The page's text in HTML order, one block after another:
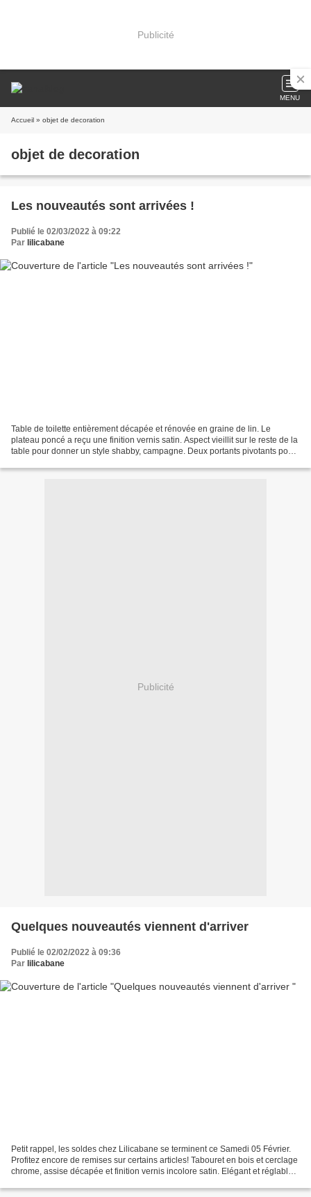
Publicité
MENU
Accueil » objet de decoration
objet de decoration
Les nouveautés sont arrivées !
Publié le 02/03/2022 à 09:22
Par lilicabane
Table de toilette entièrement décapée et rénovée en graine de lin. Le
plateau poncé a reçu une finition vernis satin. Aspect vieillit sur le reste de la
table pour donner un style shabby, campagne. Deux portants pivotants pour
Publicité
Quelques nouveautés viennent d'arriver
Publié le 02/02/2022 à 09:36
Par lilicabane
Petit rappel, les soldes chez Lilicabane se terminent ce Samedi 05 Février.
Profitez encore de remises sur certains articles! Tabouret en bois et cerclage
chrome, assise décapée et finition vernis incolore satin. Elégant et réglable